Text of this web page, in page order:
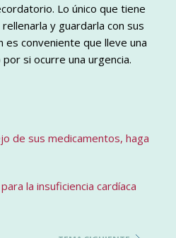
Lo único que tiene
y guardarla con sus
es conveniente que lleve una
si ocurre una urgencia.
de sus medicamentos, haga
la insuficiencia cardíaca